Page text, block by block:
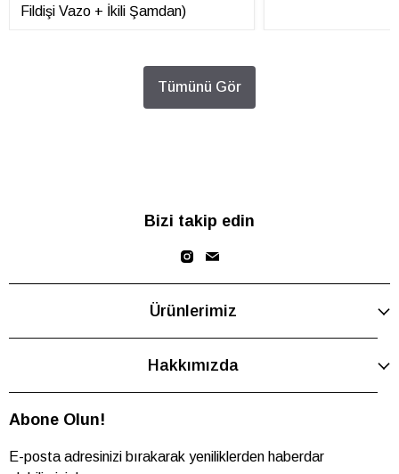
Fildişi Vazo + İkili Şamdan)
Tümünü Gör
Bizi takip edin
Ürünlerimiz
Hakkımızda
Abone Olun!
E-posta adresinizi bırakarak yeniliklerden haberdar